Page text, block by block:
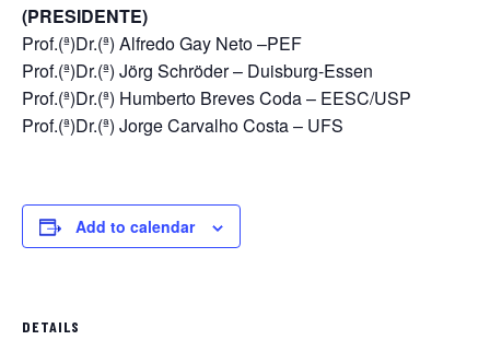
(PRESIDENTE)
Prof.(ª)Dr.(ª) Alfredo Gay Neto –PEF
Prof.(ª)Dr.(ª) Jörg Schröder – Duisburg-Essen
Prof.(ª)Dr.(ª) Humberto Breves Coda – EESC/USP
Prof.(ª)Dr.(ª) Jorge Carvalho Costa – UFS
Add to calendar
DETAILS